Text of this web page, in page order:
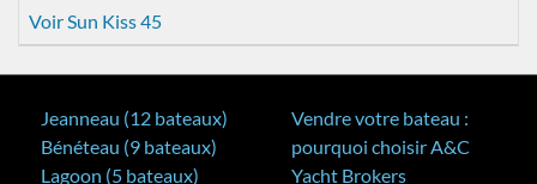
Voir Sun Kiss 45
Jeanneau (12 bateaux)
Bénéteau (9 bateaux)
Lagoon (5 bateaux)
Vendre votre bateau :
pourquoi choisir A&C
Yacht Brokers